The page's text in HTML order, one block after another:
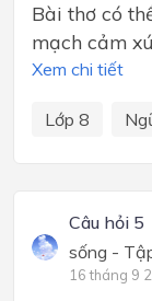
Bài thơ có
mạch cảm
Xem chi tiết
Lớp 8
Câu hỏi 5
sống -
16 tháng 9